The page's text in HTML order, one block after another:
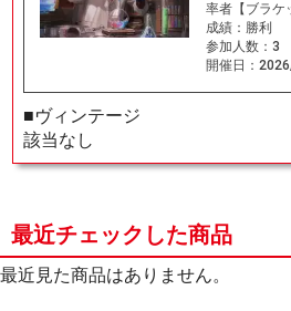
率者【ブラ
成績： 勝利
参加人数： 3
開催日：
■ヴィンテージ
該当なし
最近チェックした商品
最近見た商品はありません。